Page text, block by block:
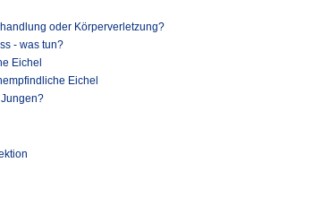
oder Körperverletzung?
- was tun?
Eichel
Eichel